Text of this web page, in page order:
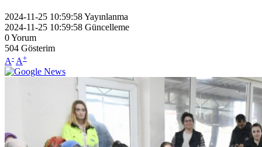
2024-11-25 10:59:58Yayınlanma
2024-11-25 10:59:58 Güncelleme
0Yorum
504 Gösterim
A- A+